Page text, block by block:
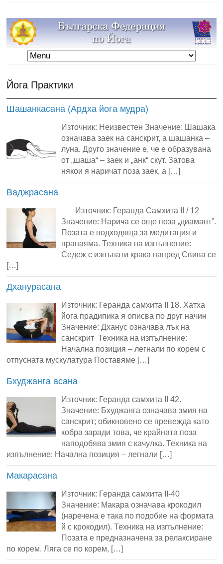
Йога Практики
Шашанкасана (Ардха йога мудра)
Източник: Неизвестен Значение: Шашака
означава заек на санскрит, а шашанка –
луна. Друго значение е, че е образувана
от „шаша“ – заек и „анк“ скут. Затова
някои я наричат поза заек, а […]
Ваджрасана
Източник: Геранда Самхита II / 12
Значение: Нарича се още поза „диамант”.
Позата е подходяща за медитация и
пранаяма. Техника на изпълнение:
Седеж с изпънати крака напред Свива се
[…]
Дханурасана
Източник: Геранда самхита II 18. Хатха
йога прадипика я описва по друг начин
Значение: Дханус означава лък на
санскрит Техника на изпълнение:
Начална позиция – легнали по корем с
отпусната мускулатура Поставяме […]
Бхуджанга асана
Източник: Геранда самхита II 42.
Значение: Бхуджанга означава змия на
санскрит; обикновено се превежда като
кобра заради това, че крайната поза
наподобява змия с качулка. Техника на
изпълнение: Начална позиция – легнали […]
Макарасана
Източник: Геранда самхита II-40
Значение: Макара означава крокодил
(наречена е така по подобие на формата
й с крокодил). Техника на изпълнение:
Позата е предназначена за релаксиране
по корем. Ляга се по корем, […]